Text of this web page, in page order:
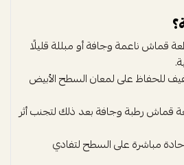
قماش ناعمة وجافة أو مبللة قليلًا
على لمعان السطح الأبيض
قماش رطبة وجافة بعد ذلك لتجنب أثر
مباشرة على السطح لتفادي